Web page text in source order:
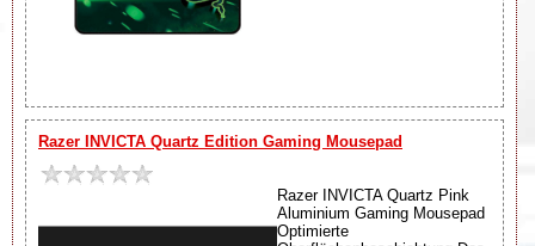
Razer INVICTA Quartz Edition Gaming Mousepad
Razer INVICTA Quartz Pink
Aluminium Gaming Mousepad
Optimierte